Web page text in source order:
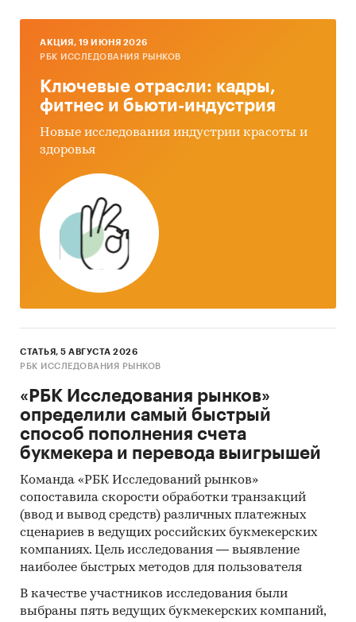
AКЦИЯ, 19 ИЮНЯ 2026
РБК ИССЛЕДОВАНИЯ РЫНКОВ
Ключевые отрасли: кадры,
фитнес и бьюти-индустрия
Новые исследования индустрии красоты и
здоровья
СТАТЬЯ, 5 АВГУСТА 2026
РБК ИССЛЕДОВАНИЯ РЫНКОВ
«РБК Исследования рынков»
определили самый быстрый
способ пополнения счета
букмекера и перевода выигрышей
Команда «РБК Исследований рынков»
сопоставила скорости обработки транзакций
(ввод и вывод средств) различных платежных
сценариев в ведущих российских букмекерских
компаниях. Цель исследования — выявление
наиболее быстрых методов для пользователя
В качестве участников исследования были
выбраны пять ведущих букмекерских компаний,